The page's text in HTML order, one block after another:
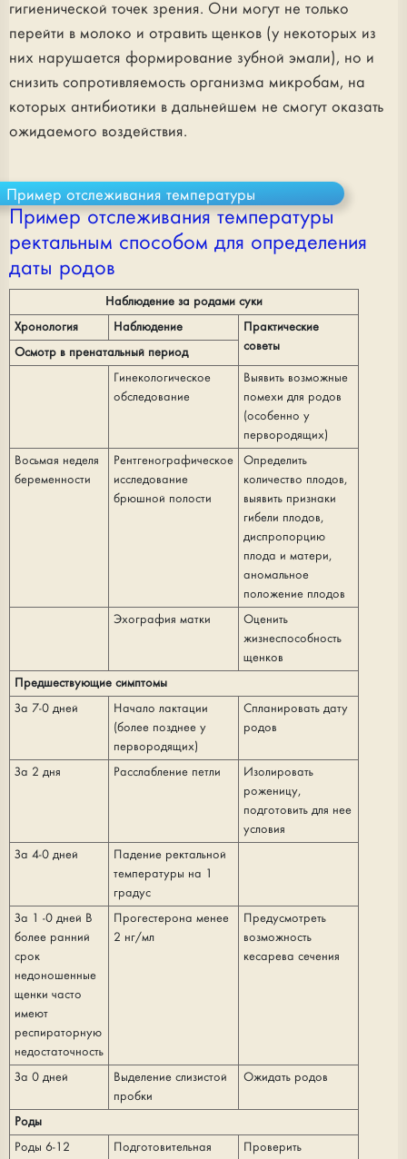
гигиенической точек зрения. Они могут не только
перейти в молоко и отравить щенков (у некоторых из
них нарушается формирование зубной эмали), но и
снизить сопротивляемость организма микробам, на
которых антибиотики в дальнейшем не смогут оказать
ожидаемого воздействия.
Пример отслеживания температуры
Пример отслеживания температуры
ректальным способом для определения
даты родов
Наблюдение за родами суки
Хронология
Наблюдение
Практические
советы
Осмотр в пренатальный период
Гинекологическое
обследование
Выявить возможные
помехи для родов
(особенно у
первородящих)
Восьмая неделя
беременности
Рентгенографическое
исследование
брюшной полости
Определить
количество плодов,
выявить признаки
гибели плодов,
диспропорцию
плода и матери,
аномальное
положение плодов
Эхография матки
Оценить
жизнеспособность
щенков
Предшествующие симптомы
За 7-0 дней
Начало лактации
(более позднее у
первородящих)
Спланировать дату
родов
За 2 дня Расслабление петли
Изолировать
роженицу,
подготовить для нее
условия
За 4-0 дней
Падение ректальной
температуры на 1
градус
За 1 -0 дней В
более ранний
срок
недоношенные
щенки часто
имеют
респираторную
недостаточность
Прогестерона менее
2 нг/мл
Предусмотреть
возможность
кесарева сечения
За 0 дней
Выделение слизистой
пробки
Ожидать родов
Роды
Роды 6-12
Подготовительная
Проверить